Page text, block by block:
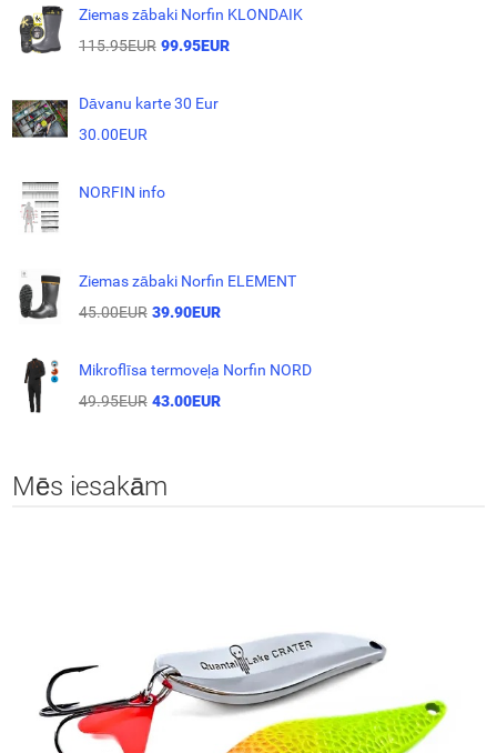
Ziemas zābaki Norfin KLONDAIK
115.95EUR 99.95EUR
Dāvanu karte 30 Eur
30.00EUR
NORFIN info
Ziemas zābaki Norfin ELEMENT
45.00EUR 39.90EUR
Mikroflīsa termoveļa Norfin NORD
49.95EUR 43.00EUR
Mēs iesakām